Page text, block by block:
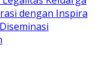
dengan Inspira